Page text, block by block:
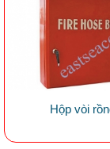
Hộp vòi